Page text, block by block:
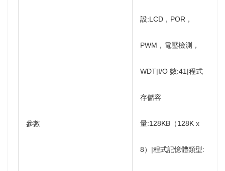
參數
設:LCD，POR，
PWM，電壓檢測，
WDT|I/O 數:41|程式
存儲容
量:128KB（128K x
8）|程式記憶體類型: